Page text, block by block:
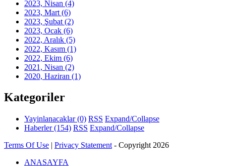
2023, Nisan (4)
2023, Mart (6)
2023, Şubat (2)
2023, Ocak (6)
2022, Aralık (5)
2022, Kasım (1)
2022, Ekim (6)
2021, Nisan (2)
2020, Haziran (1)
Kategoriler
Yayinlanacaklar(0) RSS Expand/Collapse
Haberler(154) RSS Expand/Collapse
Terms Of Use | Privacy Statement - Copyright 2026
ANASAYFA